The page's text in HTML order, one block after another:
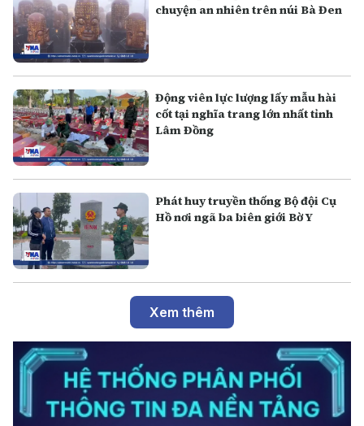
chuyện an nhiên trên núi Bà Đen
Động viên lực lượng lấy mẫu hài
cốt tại nghĩa trang lớn nhất tỉnh
Lâm Đồng
Phát huy truyền thống Bộ đội Cụ
Hồ nơi ngã ba biên giới Bờ Y
Xem thêm